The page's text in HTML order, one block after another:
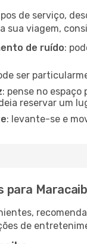
de serviço,
sua viagem,
de ruído:
ser
: pense no espaço
reservar um
: levante-se e
para
de